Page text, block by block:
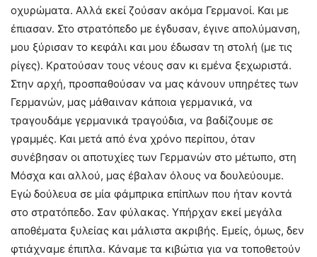
οχυρώματα. Αλλά εκεί ζούσαν ακόμα Γερμανοί. Και με
έπιασαν. Στο στρατόπεδο με έγδυσαν, έγινε απολύμανση,
μου ξύρισαν το κεφάλι και μου έδωσαν τη στολή (με τις
ρίγες). Κρατούσαν τους νέους σαν κι εμένα ξεχωριστά.
Στην αρχή, προσπαθούσαν να μας κάνουν υπηρέτες των
Γερμανών, μας μάθαιναν κάποια γερμανικά, να
τραγουδάμε γερμανικά τραγούδια, να βαδίζουμε σε
γραμμές. Και μετά από ένα χρόνο περίπου, όταν
συνέβησαν οι αποτυχίες των Γερμανών στο μέτωπο, στη
Μόσχα και αλλού, μας έβαλαν όλους να δουλεύουμε.
Εγώ δούλευα σε μία φάμπρικα επίπλων που ήταν κοντά
στο στρατόπεδο. Σαν φύλακας. Υπήρχαν εκεί μεγάλα
αποθέματα ξυλείας και μάλιστα ακριβής. Εμείς, όμως, δεν
φτιάχναμε έπιπλα. Κάναμε τα κιβώτια για να τοποθετούν